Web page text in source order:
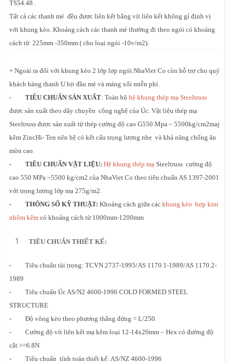
TS54.48 .
Tất cả các thanh mè đều được liên kết bằng vít liên kết không gỉ định vị
với khung kèo. Khoảng cách các thanh mè thường đi theo ngói có khoảng
cách từ 225mm -350mm ( cho loại ngói -10v/m2).
+ Ngoài ra đối với khung kèo 2 lớp lợp ngói.NhaViet Co còn hỗ trợ cho quý
khách hàng thanh U bịt đầu mè và máng xối miễn phí.
-
TIÊU CHUẨN SẢN XUẤT: Toàn bộ hệ khung thép mạ Steeltruss
được sản xuất theo dây chuyền công nghệ của Úc. Vật liệu thép mạ
Steeltruss được sản xuất từ thép cường độ cao G550 Mpa ~ 5500kg/cm2maj
kẽm ZincHi- Ten nên hệ có kết cấu trọng lượng nhẹ và khả năng chống ăn
mòn cao.
- TIÊU CHUẨN VẬT LIỆU: Hệ khung thép mạ Steeltruss cường độ
cao 550 MPa ~5500 kg/cm2 của NhaViet Co theo tiêu chuẩn AS 1397-2001
với trọng lượng lớp mạ 275g/m2.
- THÔNG SỐ KỸ THUẬT: Khoảng cách giữa các khung kèo hợp kim
nhôm kẽm có khoảng cách từ 1000mm-1200mm
TIÊU CHUẨN THIẾT KẾ:
- Tiêu chuẩn tài trọng: TCVN 2737-1995/AS 1170.1-1989/AS 1170.2-
1989
- Tiêu chuẩn Úc AS/N2 4600-1996 COLD FORMED STEEL
STRUCTURE
- Độ võng kèo theo phương thẳng đứng = L/250.
- Cường độ vít liên kết mạ kẽm loại 12-14x20mm – Hex có đường độ
cắt >=6.8N
- Tiêu chuẩn tính toán thiết kế: AS/NZ 4600-1996